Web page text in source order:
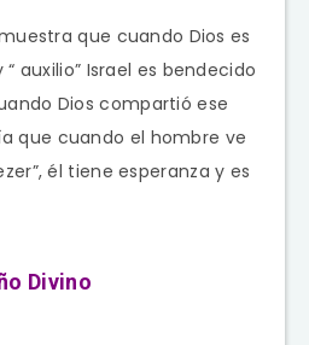
que cuando Dios es
“ auxilio” Israel es bendecido
Dios compartió ese
que cuando el hombre ve
él tiene esperanza y es
Divino